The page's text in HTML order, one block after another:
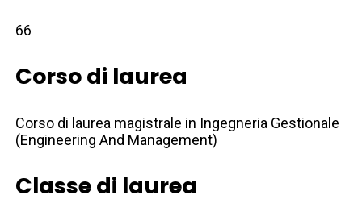
66
Corso di laurea
Corso di laurea magistrale in Ingegneria Gestionale
(Engineering And Management)
Classe di laurea